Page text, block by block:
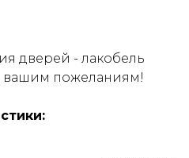
дверей - лакобель
вашим пожеланиям!